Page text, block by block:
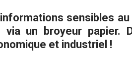
sensibles
via un broyeur
et industriel !